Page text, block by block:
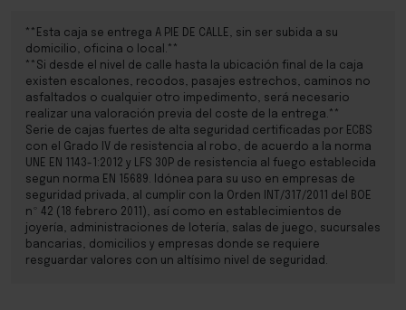
**Esta caja se entrega A PIE DE CALLE, sin ser subida a su
domicilio, oficina o local.**
**Si desde el nivel de calle hasta la ubicación final de la caja
existen escalones, recodos, pasajes estrechos, caminos no
asfaltados o cualquier otro impedimento, será necesario
realizar una valoración previa del coste de la entrega.**
Serie de cajas fuertes de alta seguridad certificadas por ECBS
con el Grado IV de resistencia al robo, de acuerdo a la norma
UNE EN 1143-1:2012 y LFS 30P de resistencia al fuego establecida
segun norma EN 15689. Idónea para su uso en empresas de
seguridad privada, al cumplir con la Orden INT/317/2011 del BOE
nº 42 (18 febrero 2011), así como en establecimientos de
joyería, administraciones de lotería, salas de juego, sucursales
bancarias, domicilios y empresas donde se requiere
resguardar valores con un altísimo nivel de seguridad.